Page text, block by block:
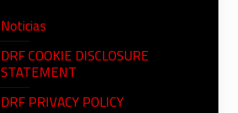
Noticias
DRF COOKIE DISCLOSURE
STATEMENT
DRF PRIVACY POLICY